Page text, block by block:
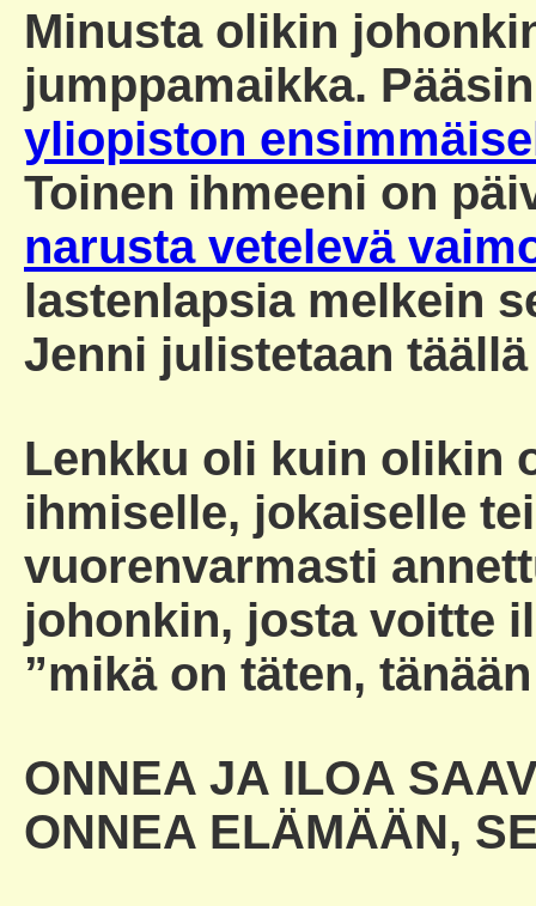
Minusta olikin
jumppamaikka.
yliopiston
Toinen ihmeeni on
narusta vetelevä
lastenlapsia melkein
Jenni julistetaan
Lenkku oli kuin olikin
ihmiselle, jokaiselle
vuorenvarmasti
johonkin, josta voitte
”mikä on täten,
ONNEA JA ILOA
ONNEA ELÄMÄÄN,